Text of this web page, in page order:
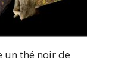
un thé noir de